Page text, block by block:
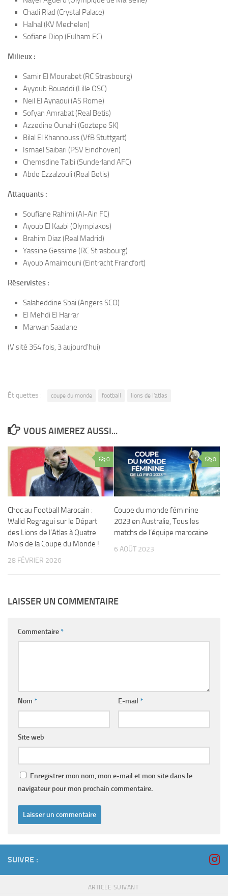
Chadi Riad (Crystal Palace)
Halhal (KV Mechelen)
Sofiane Diop (Fulham FC)
Milieux :
Samir El Mourabet (RC Strasbourg)
Ayyoub Bouaddi (Lille OSC)
Neil El Aynaoui (AS Rome)
Sofyan Amrabat (Real Betis)
Azzedine Ounahi (Göztepe SK)
Bilal El Khannouss (VfB Stuttgart)
Ismael Saibari (PSV Eindhoven)
Chemsdine Talbi (Sunderland AFC)
Abde Ezzalzouli (Real Betis)
Attaquants :
Soufiane Rahimi (Al-Ain FC)
Ayoub El Kaabi (Olympiakos)
Brahim Diaz (Real Madrid)
Yassine Gessime (RC Strasbourg)
Ayoub Amaimouni (Eintracht Francfort)
Réservistes :
Salaheddine Sbai (Angers SCO)
El Mehdi El Harrar
Marwan Saadane
(Visité 354 fois, 3 aujourd'hui)
Étiquettes : coupe du monde football lions de l'atlas
VOUS AIMEREZ AUSSI...
0
Choc au Football Marocain :
Walid Regragui sur le Départ
des Lions de l’Atlas à Quatre
Mois de la Coupe du Monde !
28 FÉVRIER 2026
0
Coupe du monde féminine
2023 en Australie, Tous les
matchs de l’équipe marocaine
6 AOÛT 2023
LAISSER UN COMMENTAIRE
Commentaire*
Nom * E-mail *
Site web
Enregistrer mon nom, mon e-mail et mon site dans le
navigateur pour mon prochain commentaire.
SUIVRE :
ARTICLE SUIVANT